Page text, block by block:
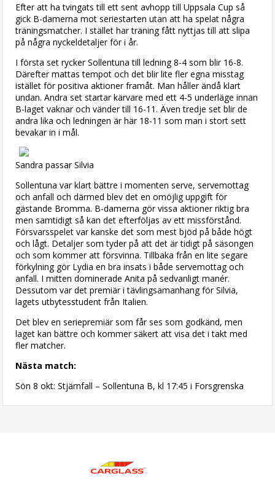
Efter att ha tvingats till ett sent avhopp till Uppsala Cup så
gick B-damerna mot seriestarten utan att ha spelat några
träningsmatcher. I stället har träning fått nyttjas till att slipa
på några nyckeldetaljer för i år.
I första set rycker Sollentuna till ledning 8-4 som blir 16-8.
Därefter mattas tempot och det blir lite fler egna misstag
istället för positiva aktioner framåt. Man håller ändå klart
undan. Andra set startar kärvare med ett 4-5 underläge innan
B-laget vaknar och vänder till 16-11. Även tredje set blir de
andra lika och ledningen är här 18-11 som man i stort sett
bevakar in i mål.
Sandra passar Silvia
Sollentuna var klart bättre i momenten serve, servemottag
och anfall och därmed blev det en omöjlig uppgift för
gästande Bromma. B-damerna gör vissa aktioner riktig bra
men samtidigt så kan det efterföljas av ett missförstånd.
Försvarsspelet var kanske det som mest bjöd på både högt
och lågt. Detaljer som tyder på att det är tidigt på säsongen
och som kommer att försvinna. Tillbaka från en lite segare
förkylning gör Lydia en bra insats i både servemottag och
anfall. I mitten dominerade Anita på sedvanligt manér.
Dessutom var det premiär i tävlingsamanhang för Silvia,
lagets utbytesstudent från Italien.
Det blev en seriepremiär som får ses som godkänd, men
laget kan bättre och kommer säkert att visa det i takt med
fler matcher.
Nästa match:
Sön 8 okt: Stjärnfall – Sollentuna B, kl 17:45 i Forsgrenska